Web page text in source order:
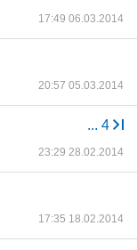
17:49 06.03.2014
20:57 05.03.2014
... 4
23:29 28.02.2014
17:35 18.02.2014